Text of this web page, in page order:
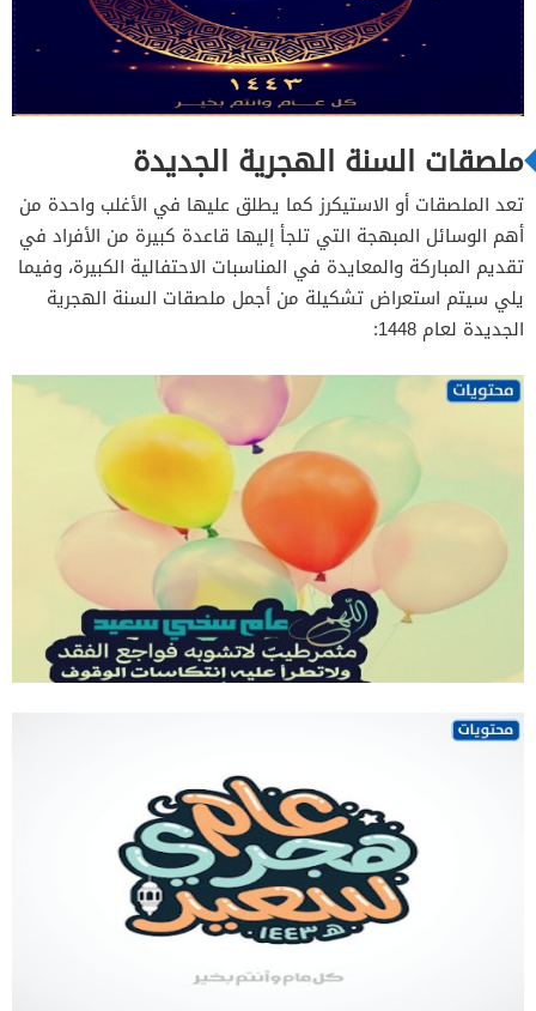
ملصقات السنة الهجرية الجديدة
تعد الملصقات أو الاستيكرز كما يطلق عليها في الأغلب واحدة من
أهم الوسائل المبهجة التي تلجأ إليها قاعدة كبيرة من الأفراد في
تقديم المباركة والمعايدة في المناسبات الاحتفالية الكبيرة، وفيما
يلي سيتم استعراض تشكيلة من أجمل ملصقات السنة الهجرية
الجديدة لعام 1448: